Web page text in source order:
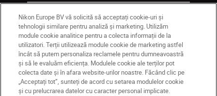
Companie
Nikon Europe BV vă solicită să acceptați cookie-uri și
tehnologii similare pentru analiză și marketing. Utilizăm
module cookie analitice pentru a colecta informații de la
utilizatori. Terții utilizează module cookie de marketing astfel
încât să putem personaliza reclamele pentru dumneavoastră
și să le evaluăm eficiența. Modulele cookie ale terților pot
colecta date și în afara website-urilor noastre. Făcând clic pe
„Acceptați tot”, sunteți de acord cu setarea modulelor cookie
și cu prelucrarea datelor cu caracter personal implicate.